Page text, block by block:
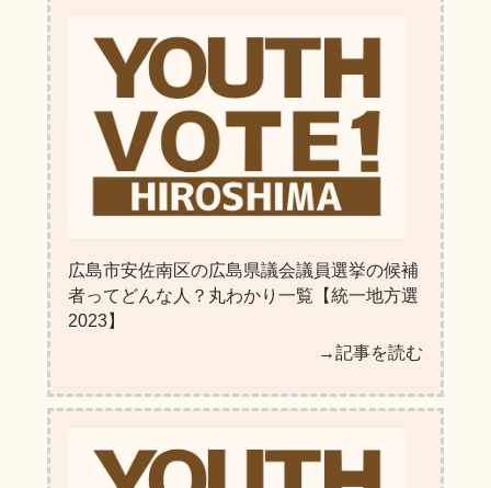
広島市安佐南区の広島県議会議員選挙の候補
者ってどんな人？丸わかり一覧【統一地方選
2023】
→記事を読む